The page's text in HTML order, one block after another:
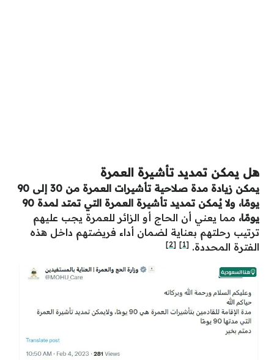
هل يمكن تمديد تأشيرة العمرة
يمكن زيادة مدة صلاحية تأشيرات العمرة من 30 إلى 90
يومًا، ولا يُمكن تمديد تأشيرة العمرة التي تمتد لمدة 90
يومًا، مما يعني أن الحاج أو الزائر للعمرة يجب عليهم
ترتيب رحلتهم بعناية لضمان أداء فريضتهم داخل هذه
الفترة المحددة. [1]
[2]